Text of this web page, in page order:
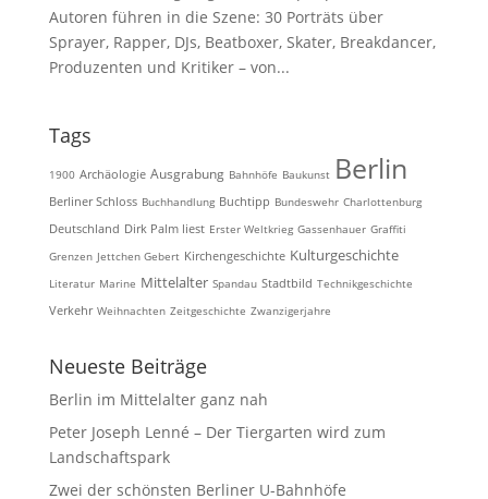
Autoren führen in die Szene: 30 Porträts über
Sprayer, Rapper, DJs, Beatboxer, Skater, Breakdancer,
Produzenten und Kritiker – von...
Tags
1900 Archäologie Ausgrabung Bahnhöfe Baukunst Berlin
Berliner Schloss Buchhandlung Buchtipp Bundeswehr Charlottenburg
Deutschland Dirk Palm liest Erster Weltkrieg Gassenhauer Graffiti
Grenzen Jettchen Gebert Kirchengeschichte Kulturgeschichte
Literatur Marine Mittelalter Spandau Stadtbild Technikgeschichte
Verkehr Weihnachten Zeitgeschichte Zwanzigerjahre
Neueste Beiträge
Berlin im Mittelalter ganz nah
Peter Joseph Lenné – Der Tiergarten wird zum
Landschaftspark
Zwei der schönsten Berliner U-Bahnhöfe